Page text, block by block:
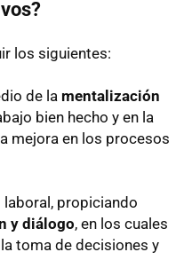
los siguientes:
de la mentalización
bien hecho y en la
mejora en los procesos
laboral, propiciando
y diálogo, en los cuales
toma de decisiones y